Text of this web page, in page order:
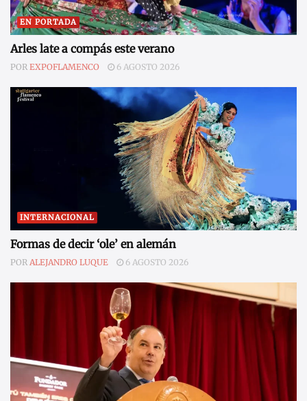
EN PORTADA
Arles late a compás este verano
POR EXPOFLAMENCO 6 AGOSTO 2026
INTERNACIONAL
Formas de decir ‘ole’ en alemán
POR ALEJANDRO LUQUE 6 AGOSTO 2026